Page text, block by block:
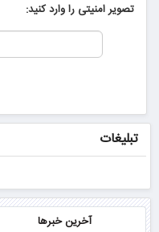
تصویر امنیتی را وارد کنید:
تبلیغات
آخرین خبرها